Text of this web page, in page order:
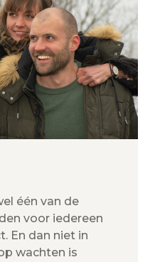
één van de
voor iedereen
En dan niet in
wachten is